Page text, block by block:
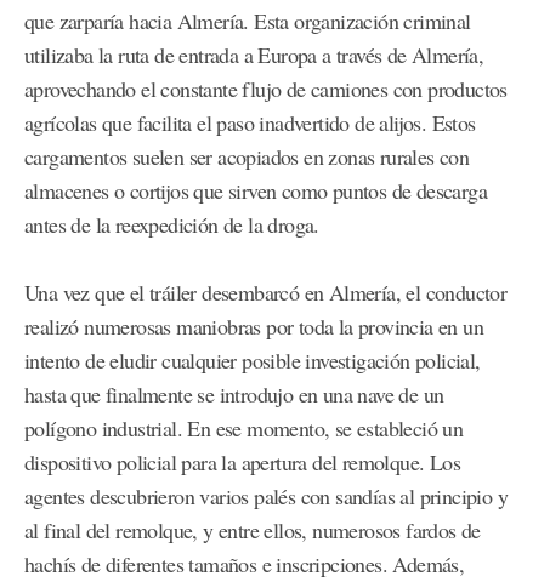
que zarparía hacia Almería. Esta organización criminal
utilizaba la ruta de entrada a Europa a través de Almería,
aprovechando el constante flujo de camiones con productos
agrícolas que facilita el paso inadvertido de alijos. Estos
cargamentos suelen ser acopiados en zonas rurales con
almacenes o cortijos que sirven como puntos de descarga
antes de la reexpedición de la droga.
Una vez que el tráiler desembarcó en Almería, el conductor
realizó numerosas maniobras por toda la provincia en un
intento de eludir cualquier posible investigación policial,
hasta que finalmente se introdujo en una nave de un
polígono industrial. En ese momento, se estableció un
dispositivo policial para la apertura del remolque. Los
agentes descubrieron varios palés con sandías al principio y
al final del remolque, y entre ellos, numerosos fardos de
hachís de diferentes tamaños e inscripciones. Además,